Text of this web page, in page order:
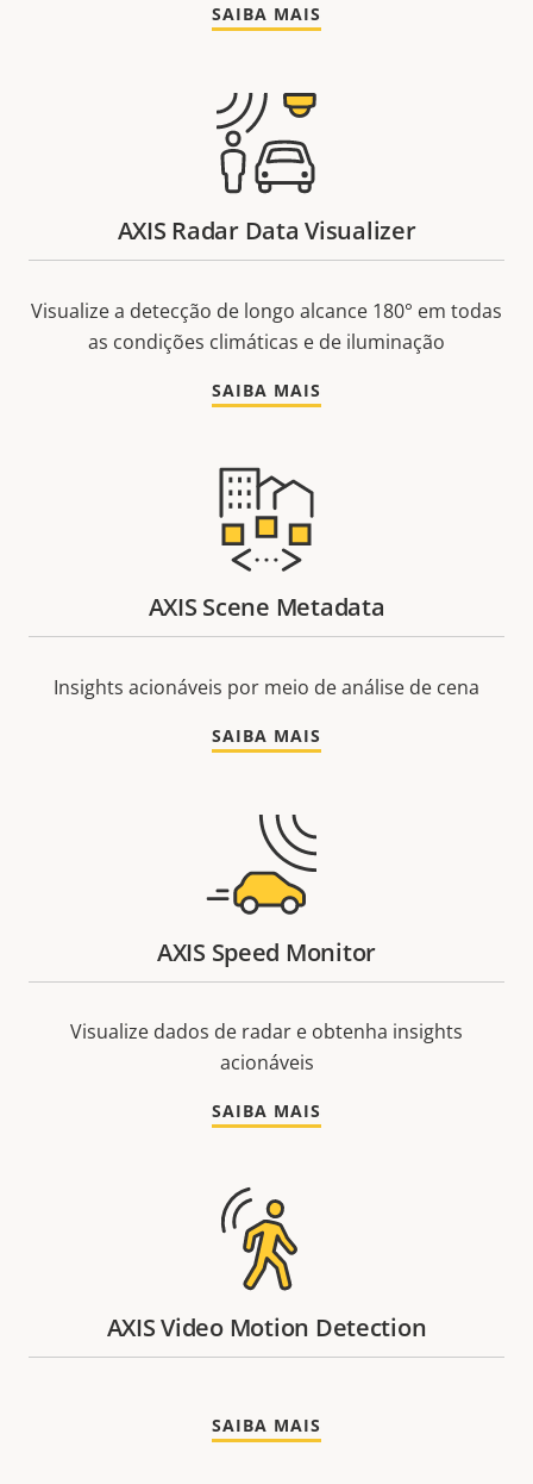
SAIBA MAIS
AXIS Radar Data Visualizer
Visualize a detecção de longo alcance 180° em todas
as condições climáticas e de iluminação
SAIBA MAIS
AXIS Scene Metadata
Insights acionáveis por meio de análise de cena
SAIBA MAIS
AXIS Speed Monitor
Visualize dados de radar e obtenha insights
acionáveis
SAIBA MAIS
AXIS Video Motion Detection
SAIBA MAIS